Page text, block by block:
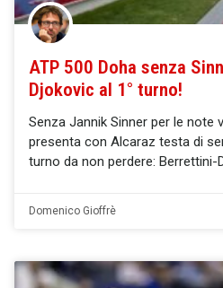
ATP 500 Doha senza
Djokovic al 1° turno!
Senza Jannik Sinner per le note
presenta con Alcaraz testa di
turno da non perdere: Berrettini-
Domenico Gioffrè